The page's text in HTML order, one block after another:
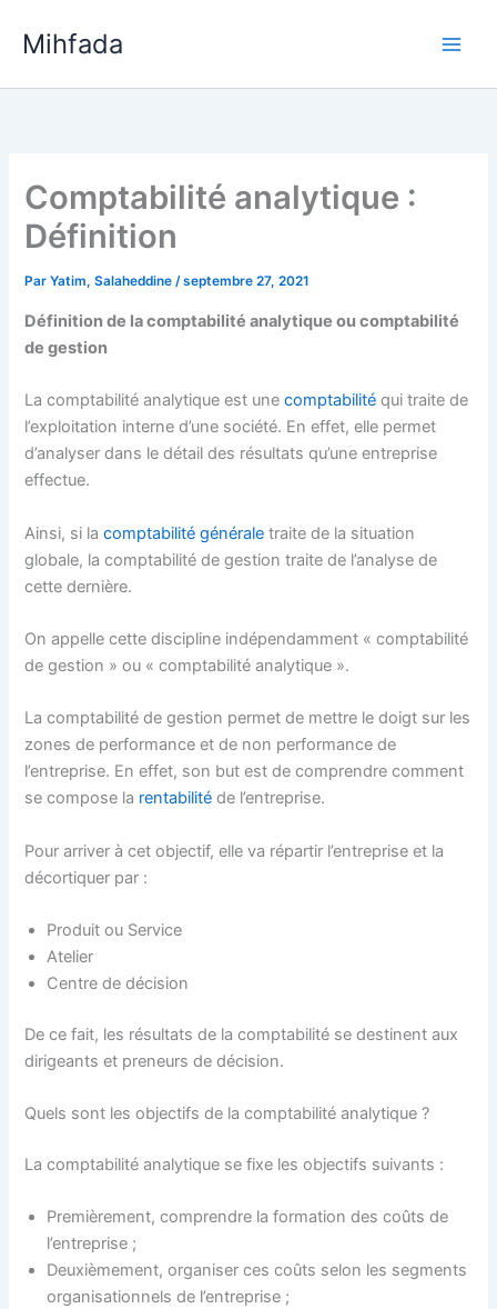
Mihfada
Comptabilité analytique :
Définition
ParYatim, Salaheddine/septembre 27, 2021
Définition de la comptabilité analytique ou comptabilité
de gestion
La comptabilité analytique est unecomptabilité qui traite de
l’exploitation interne d’une société. En effet, elle permet
d’analyser dans le détail des résultats qu’une entreprise
effectue.
Ainsi, si lacomptabilité générale traite de la situation
globale, la comptabilité de gestion traite de l’analyse de
cette dernière.
On appelle cette discipline indépendamment « comptabilité
de gestion » ou « comptabilité analytique ».
La comptabilité de gestion permet de mettre le doigt sur les
zones de performance et de non performance de
l’entreprise. En effet, son but est de comprendre comment
se compose la rentabilité de l’entreprise.
Pour arriver à cet objectif, elle va répartir l’entreprise et la
décortiquer par :
Produit ou Service
Atelier
Centre de décision
De ce fait, les résultats de la comptabilité se destinent aux
dirigeants et preneurs de décision.
Quels sont les objectifs de la comptabilité analytique ?
La comptabilité analytique se fixe les objectifs suivants :
Premièrement, comprendre la formation des coûts de
l’entreprise ;
Deuxièmement, organiser ces coûts selon les segments
organisationnels de l’entreprise ;